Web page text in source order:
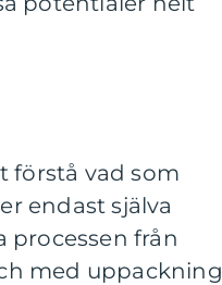
förstå vad som
endast själva
processen från
med uppackning